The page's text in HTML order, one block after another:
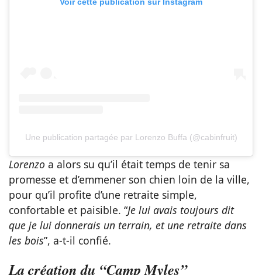
Une publication partagée par Lorenzo Buffa (@cabinfruit)
Lorenzo a alors su qu’il était temps de tenir sa
promesse et d’emmener son chien loin de la ville,
pour qu’il profite d’une retraite simple,
confortable et paisible. “Je lui avais toujours dit
que je lui donnerais un terrain, et une retraite dans
les bois”, a-t-il confié.
La création du “Camp Myles”